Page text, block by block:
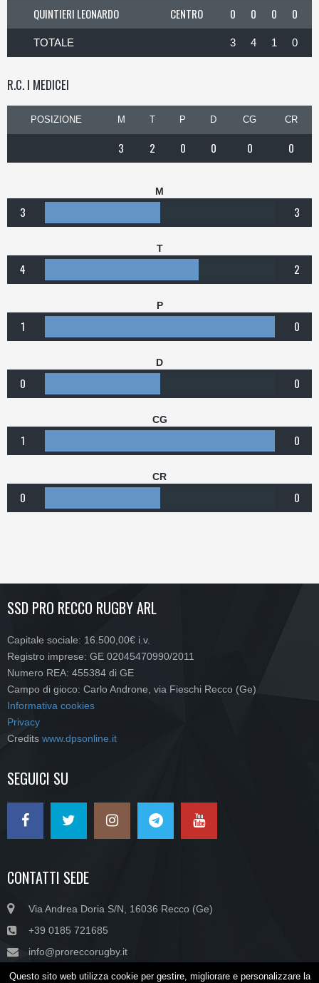
QUINTIERI LEONARDO
CENTRO 0 0 0 0
TOTALE 3 4 1 0
R.C. I MEDICEI
POSIZIONE M T P D CG CR
3 2 0 0 0 0
M
3 3
T
4 2
P
1 0
D
0 0
CG
1 0
CR
0 0
SSD PRO RECCO RUGBY ARL
Capitale sociale: 16.500,00€ i.v.
Registro imprese: GE 02045470990/2011
Numero REA: 455384 di GE
Campo di gioco: Carlo Androne, via Fieschi Recco (Ge)
Informativa cookies
Privacy
Credits www.dpsonline.it
SEGUICI SU
CONTATTI SEDE
Via Andrea Doria S/N, 16036 Recco (Ge)
+39 0185 721685
info@proreccorugby.it
Questo sito web utilizza cookie per gestire, migliorare e personalizzare la